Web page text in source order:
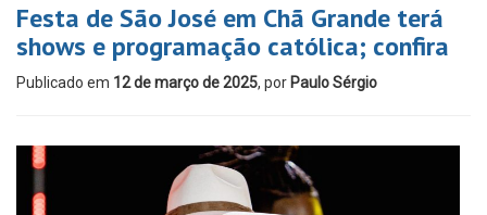
Festa de São José em Chã Grande terá
shows e programação católica; confira
Publicado em 12 de março de 2025, por Paulo Sérgio